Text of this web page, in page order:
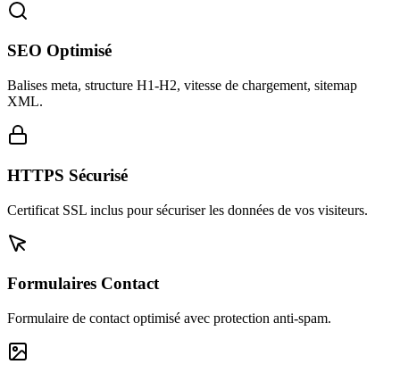
SEO Optimisé
Balises meta, structure H1-H2, vitesse de chargement, sitemap
XML.
HTTPS Sécurisé
Certificat SSL inclus pour sécuriser les données de vos visiteurs.
Formulaires Contact
Formulaire de contact optimisé avec protection anti-spam.